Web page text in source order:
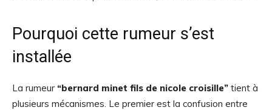
Pourquoi cette rumeur s’est
installée
La rumeur “bernard minet fils de nicole croisille” tient à
plusieurs mécanismes. Le premier est la confusion entre